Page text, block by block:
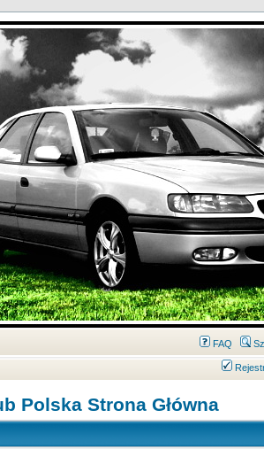
FAQ
Polska Strona Główna